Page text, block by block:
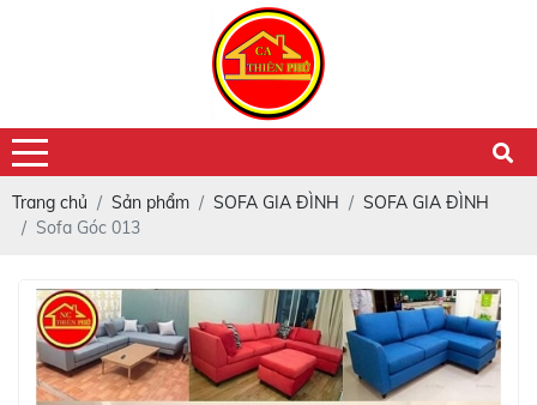
Trang chủ Sản phẩm SOFA GIA ĐÌNH
SOFA GIA ĐÌNH
Sofa Góc 013